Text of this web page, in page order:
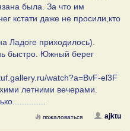
была. За что им
кстати даже не просили,кто
Ладоге приходилось).
быстро. Южный берег
watch?a=BvF-el3F
летними вечерами.
ajktu
пожаловаться